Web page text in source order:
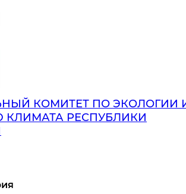
КОМИТЕТ ПО ЭКОЛОГИИ
РЕСПУБЛИКИ